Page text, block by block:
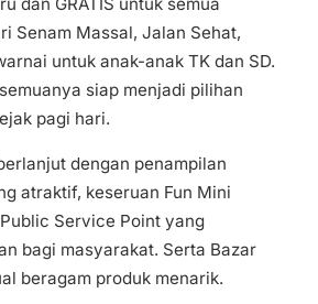
Senam Massal, Jalan Sehat,
untuk anak-anak TK dan SD.
siap menjadi pilihan
pagi hari.
dengan penampilan
atraktif, keseruan Fun Mini
Service Point yang
bagi masyarakat. Serta Bazar
beragam produk menarik.